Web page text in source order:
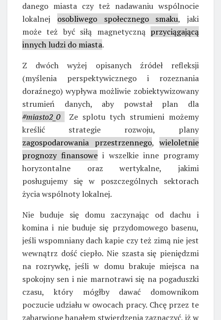
danego miasta czy też nadawaniu wspólnocie
lokalnej osobliwego społecznego smaku, jaki
może też być siłą magnetyczną przyciągającą
innych ludzi do miasta.
Z dwóch wyżej opisanych źródeł refleksji
(myślenia perspektywicznego i rozeznania
doraźnego) wypływa możliwie zobiektywizowany
strumień danych, aby powstał plan dla
#miasto2_0
Ze splotu tych strumieni możemy
kreślić strategie rozwoju, plany
zagospodarowania przestrzennego, wieloletnie
prognozy finansowe i wszelkie inne programy
horyzontalne oraz wertykalne, jakimi
posługujemy się w poszczególnych sektorach
życia wspólnoty lokalnej.
Nie buduje się domu zaczynając od dachu i
komina i nie buduje się przydomowego basenu,
jeśli wspomniany dach kapie czy też zimą nie jest
wewnątrz dość ciepło. Nie szasta się pieniędzmi
na rozrywkę, jeśli w domu brakuje miejsca na
spokojny sen i nie marnotrawi się na pogaduszki
czasu, który mógłby dawać domownikom
poczucie udziału w owocach pracy. Chcę przez te
zabarwione banałem stwierdzenia zaznaczyć, iż w